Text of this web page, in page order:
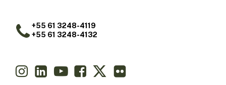
+55 61 3248-4119
+55 61 3248-4132